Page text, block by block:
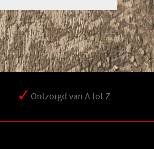
Ontzorgd van A tot Z